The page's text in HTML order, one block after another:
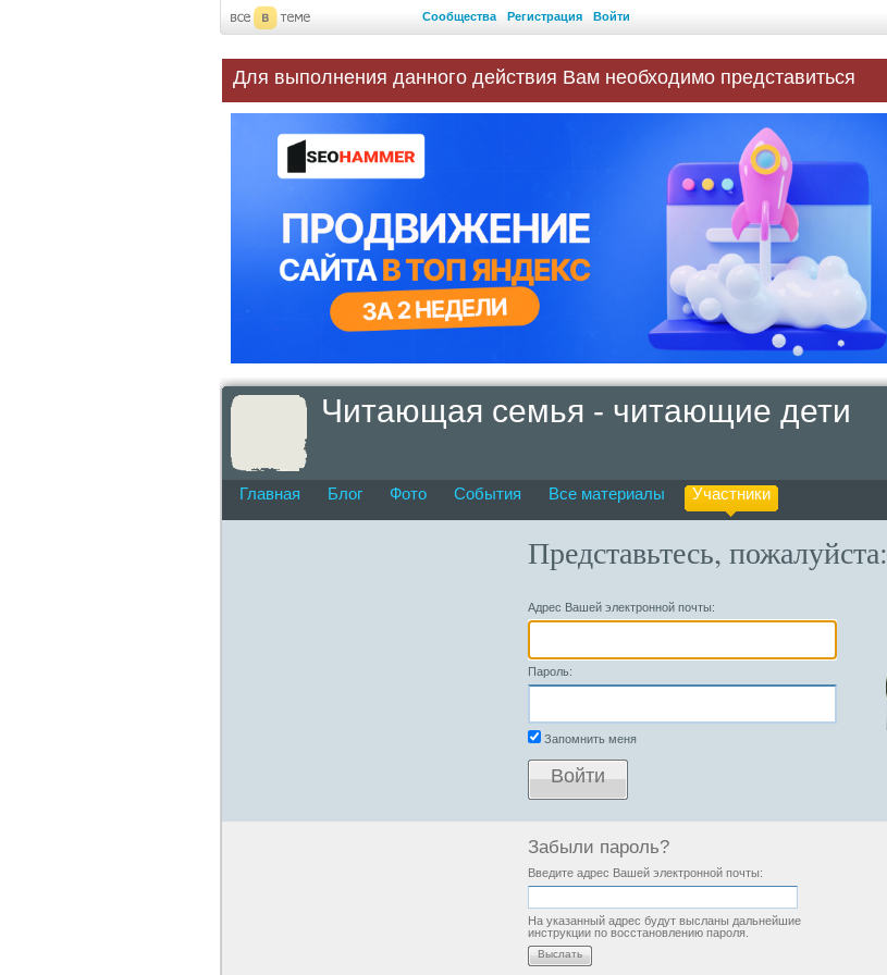
Сообщества Регистрация Войти
Для выполнения данного действия Вам необходимо представиться
Читающая семья - читающие дети
Главная Блог Фото События Все материалы Участники
Представьтесь, пожалуйста:
Адрес Вашей электронной почты:
Пароль:
Запомнить меня
Войти
Забыли пароль?
Введите адрес Вашей электронной почты:
На указанный адрес будут высланы дальнейшие
инструкции по восстановлению пароля.
Выслать